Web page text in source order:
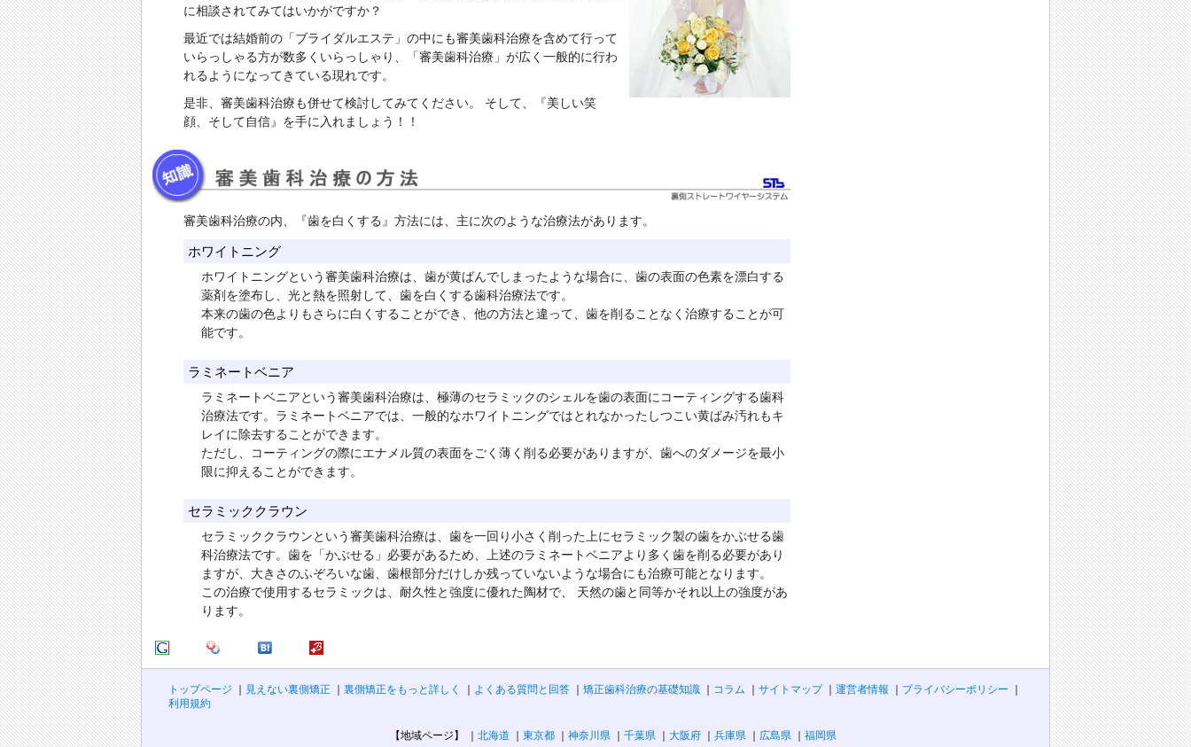
に相談されてみてはいかがですか？
最近では結婚前の「ブライダルエステ」の中にも審美歯科治療を含めて行って
いらっしゃる方が数多くいらっしゃり、「審美歯科治療」が広く一般的に行わ
れるようになってきている現れです。
是非、審美歯科治療も併せて検討してみてください。 そして、『美しい笑
顔、そして自信』を手に入れましょう！！
審美歯科治療の内、『歯を白くする』方法には、主に次のような治療法があります。
ホワイトニング
ホワイトニングという審美歯科治療は、歯が黄ばんでしまったような場合に、歯の表面の色素を漂白する
薬剤を塗布し、光と熱を照射して、歯を白くする歯科治療法です。
本来の歯の色よりもさらに白くすることができ、他の方法と違って、歯を削ることなく治療することが可
能です。
ラミネートベニア
ラミネートベニアという審美歯科治療は、極薄のセラミックのシェルを歯の表面にコーティングする歯科
治療法です。ラミネートベニアでは、一般的なホワイトニングではとれなかったしつこい黄ばみ汚れもキ
レイに除去することができます。
ただし、コーティングの際にエナメル質の表面をごく薄く削る必要がありますが、歯へのダメージを最小
限に抑えることができます。
セラミッククラウン
セラミッククラウンという審美歯科治療は、歯を一回り小さく削った上にセラミック製の歯をかぶせる歯
科治療法です。歯を「かぶせる」必要があるため、上述のラミネートベニアより多く歯を削る必要があり
ますが、大きさのふぞろいな歯、歯根部分だけしか残っていないような場合にも治療可能となります。
この治療で使用するセラミックは、耐久性と強度に優れた陶材で、 天然の歯と同等かそれ以上の強度があ
ります。
トップページ 見えない裏側矯正 裏側矯正をもっと詳しく よくある質問と回答 矯正歯科治療の基礎知識 コラム サイトマップ 運営者情報
プライバシーポリシー
利用規約
【地域ページ】 北海道 東京都 神奈川県 千葉県 大阪府 兵庫県 広島県 福岡県